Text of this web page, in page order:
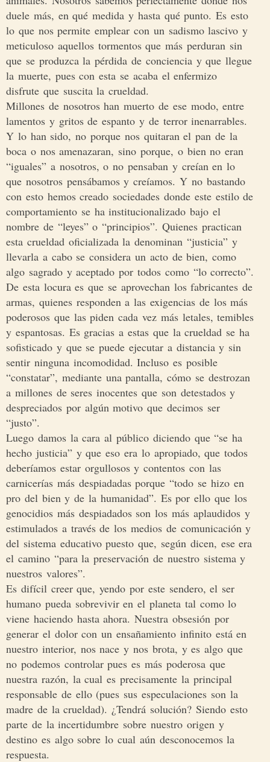
duele más, en qué medida y hasta qué punto. Es esto
lo que nos permite emplear con un sadismo lascivo y
meticuloso aquellos tormentos que más perduran sin
que se produzca la pérdida de conciencia y que llegue
la muerte, pues con esta se acaba el enfermizo
disfrute que suscita la crueldad.
Millones de nosotros han muerto de ese modo, entre
lamentos y gritos de espanto y de terror inenarrables.
Y lo han sido, no porque nos quitaran el pan de la
boca o nos amenazaran, sino porque, o bien no eran
“iguales” a nosotros, o no pensaban y creían en lo
que nosotros pensábamos y creíamos. Y no bastando
con esto hemos creado sociedades donde este estilo de
comportamiento se ha institucionalizado bajo el
nombre de “leyes” o “principios”. Quienes practican
esta crueldad oficializada la denominan “justicia” y
llevarla a cabo se considera un acto de bien, como
algo sagrado y aceptado por todos como “lo correcto”.
De esta locura es que se aprovechan los fabricantes de
armas, quienes responden a las exigencias de los más
poderosos que las piden cada vez más letales, temibles
y espantosas. Es gracias a estas que la crueldad se ha
sofisticado y que se puede ejecutar a distancia y sin
sentir ninguna incomodidad. Incluso es posible
“constatar”, mediante una pantalla, cómo se destrozan
a millones de seres inocentes que son detestados y
despreciados por algún motivo que decimos ser
“justo”.
Luego damos la cara al público diciendo que “se ha
hecho justicia” y que eso era lo apropiado, que todos
deberíamos estar orgullosos y contentos con las
carnicerías más despiadadas porque “todo se hizo en
pro del bien y de la humanidad”. Es por ello que los
genocidios más despiadados son los más aplaudidos y
estimulados a través de los medios de comunicación y
del sistema educativo puesto que, según dicen, ese era
el camino “para la preservación de nuestro sistema y
nuestros valores”.
Es difícil creer que, yendo por este sendero, el ser
humano pueda sobrevivir en el planeta tal como lo
viene haciendo hasta ahora. Nuestra obsesión por
generar el dolor con un ensañamiento infinito está en
nuestro interior, nos nace y nos brota, y es algo que
no podemos controlar pues es más poderosa que
nuestra razón, la cual es precisamente la principal
responsable de ello (pues sus especulaciones son la
madre de la crueldad). ¿Tendrá solución? Siendo esto
parte de la incertidumbre sobre nuestro origen y
destino es algo sobre lo cual aún desconocemos la
respuesta.